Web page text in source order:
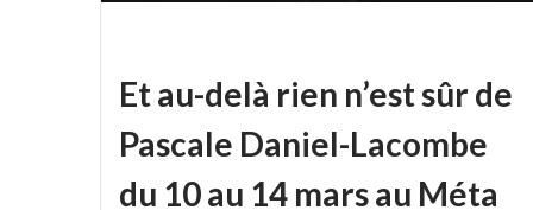
Et au-delà rien n’est sûr de
Pascale Daniel-Lacombe
du 10 au 14 mars au Méta